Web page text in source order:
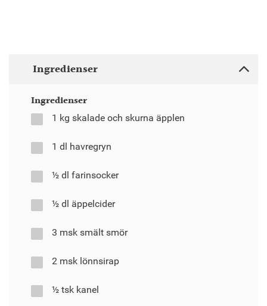
Ingredienser
Ingredienser
1 kg skalade och skurna äpplen
1 dl havregryn
½ dl farinsocker
½ dl äppelcider
3 msk smält smör
2 msk lönnsirap
½ tsk kanel